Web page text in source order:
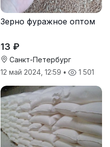
Зерно фуражное оптом
13 ₽
Санкт-Петербург
12 май 2024, 12:59 • 1 501